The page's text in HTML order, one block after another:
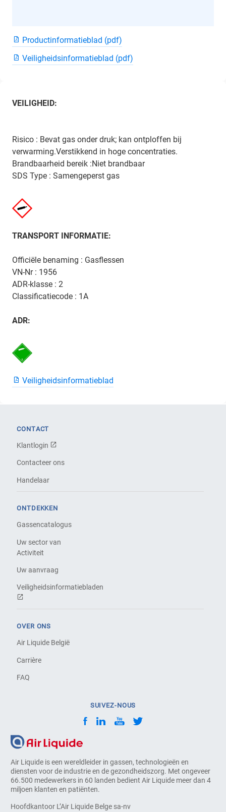
Productinformatieblad (pdf)
Veiligheidsinformatieblad (pdf)
VEILIGHEID:
Risico : Bevat gas onder druk; kan ontploffen bij
verwarming.Verstikkend in hoge concentraties.
Brandbaarheid bereik :Niet brandbaar
SDS Type : Samengeperst gas
TRANSPORT INFORMATIE:
Officiële benaming : Gasflessen
VN-Nr : 1956
ADR-klasse : 2
Classificatiecode : 1A
ADR:
Veiligheidsinformatieblad
Air Liquide is een wereldleider in gassen, technologieën en
diensten voor de industrie en de gezondheidszorg. Met ongeveer
66.500 medewerkers in 60 landen bedient Air Liquide meer dan 4
miljoen klanten en patiënten.
Hoofdkantoor L’Air Liquide Belge sa-nv
CONTACT
Klantlogin
Contacteer ons
Handelaar
ONTDEKKEN
Gassencatalogus
Uw sector van
Activiteit
Uw aanvraag
Veiligheidsinformatiebladen
OVER ONS
Air Liquide België
Carrière
FAQ
SUIVEZ-NOUS